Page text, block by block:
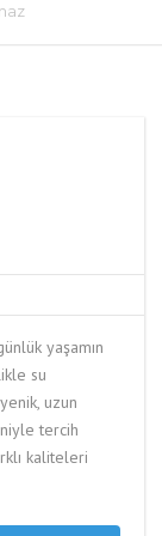
yaşamın
su
uzun
tercih
kaliteleri